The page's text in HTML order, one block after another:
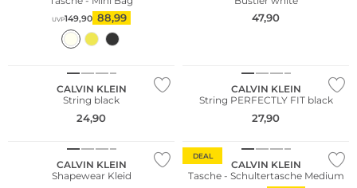
UVP149,90 88,99 47,90
CALVIN KLEIN
String black
24,90
CALVIN KLEIN
String PERFECTLY FIT black
27,90
CALVIN KLEIN
Shapewear Kleid
DEAL
CALVIN KLEIN
Tasche - Schultertasche Medium